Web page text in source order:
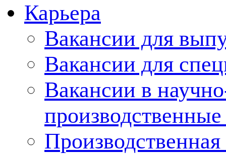
Карьера
Вакансии для
Вакансии для
Вакансии в
Производственная